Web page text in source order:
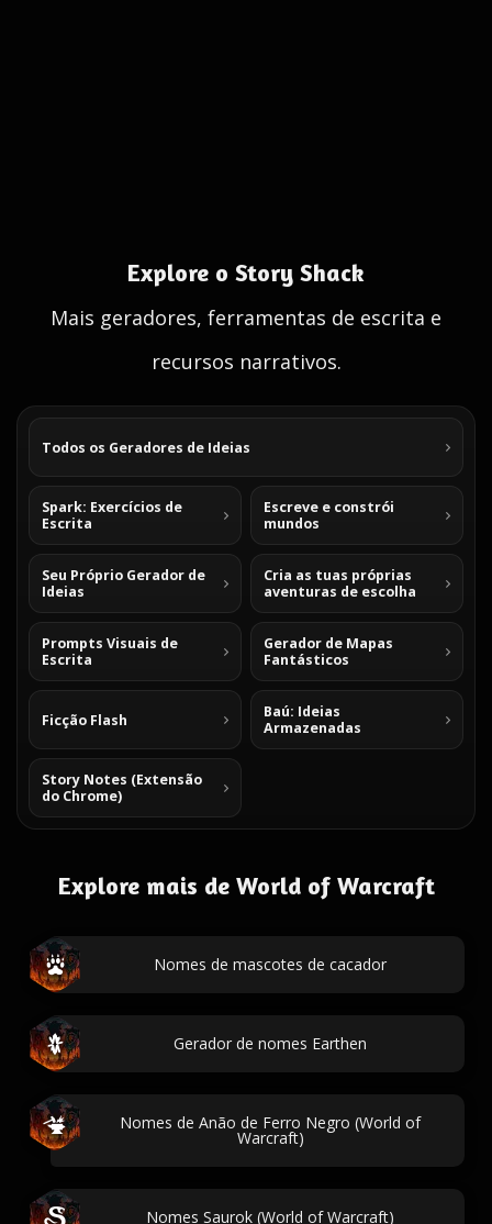
Explore o Story Shack
Mais geradores, ferramentas de escrita e
recursos narrativos.
Todos os Geradores de Ideias
Spark: Exercícios de
Escrita
Escreve e constrói
mundos
Seu Próprio Gerador de
Ideias
Cria as tuas próprias
aventuras de escolha
Prompts Visuais de
Escrita
Gerador de Mapas
Fantásticos
Ficção Flash
Baú: Ideias
Armazenadas
Story Notes (Extensão
do Chrome)
Explore mais de World of Warcraft
Nomes de mascotes de cacador
Gerador de nomes Earthen
Nomes de Anão de Ferro Negro (World of
Warcraft)
Nomes Saurok (World of Warcraft)